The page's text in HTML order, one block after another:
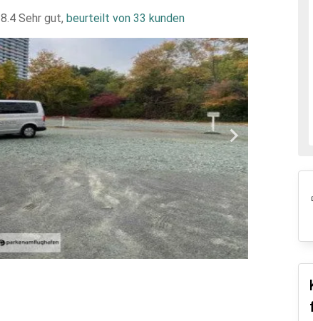
8.4 Sehr gut, beurteilt von 33 kunden